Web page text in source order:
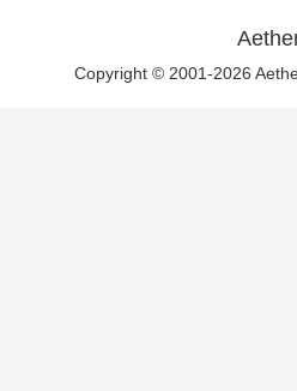
Copyright © 2001-2026